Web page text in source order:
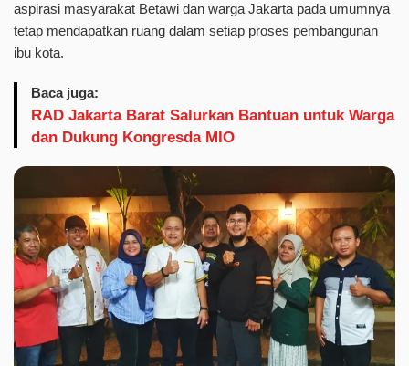
aspirasi masyarakat Betawi dan warga Jakarta pada umumnya
tetap mendapatkan ruang dalam setiap proses pembangunan
ibu kota.
Baca juga:
RAD Jakarta Barat Salurkan Bantuan untuk Warga
dan Dukung Kongresda MIO